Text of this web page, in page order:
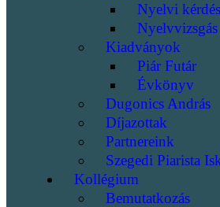
Nyelvi
Kiadványok
Piár Futár
Évkönyv
Dugonics András
Díjazottak
Partnereink
Szegedi Piarista
Kollégium
Bemutatkozás